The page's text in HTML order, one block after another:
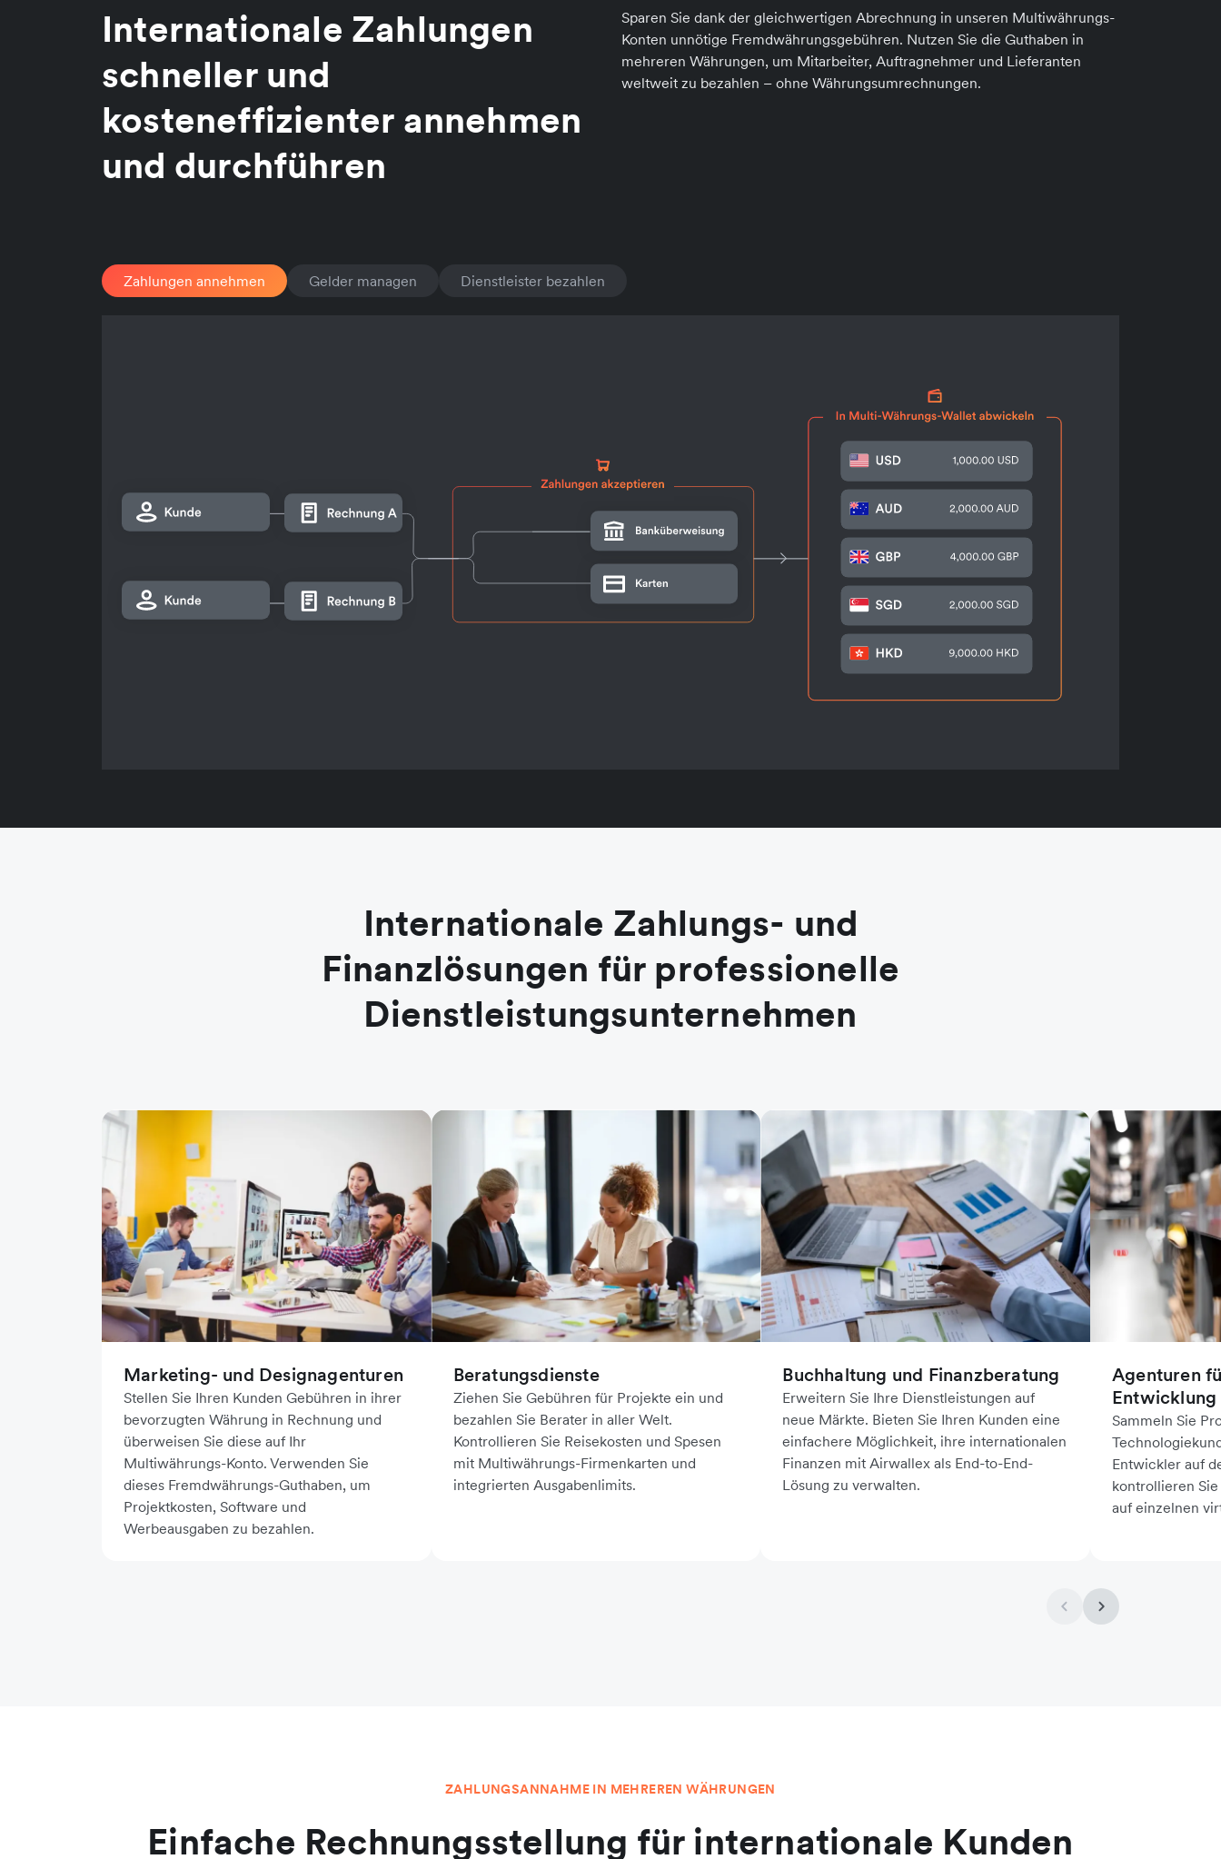
Internationale Zahlungen
schneller und
kosteneffizienter annehmen
und durchführen
Sparen Sie dank der gleichwertigen Abrechnung in unseren Multiwährungs-
Konten unnötige Fremdwährungsgebühren. Nutzen Sie die Guthaben in
mehreren Währungen, um Mitarbeiter, Auftragnehmer und Lieferanten
weltweit zu bezahlen – ohne Währungsumrechnungen.
Zahlungen annehmen Gelder managen Dienstleister bezahlen
Internationale Zahlungs- und
Finanzlösungen für professionelle
Dienstleistungsunternehmen
Marketing- und Designagenturen
Stellen Sie Ihren Kunden Gebühren in ihrer
bevorzugten Währung in Rechnung und
überweisen Sie diese auf Ihr
Multiwährungs-Konto. Verwenden Sie
dieses Fremdwährungs-Guthaben, um
Projektkosten, Software und
Werbeausgaben zu bezahlen.
Beratungsdienste
Ziehen Sie Gebühren für Projekte ein und
bezahlen Sie Berater in aller Welt.
Kontrollieren Sie Reisekosten und Spesen
mit Multiwährungs-Firmenkarten und
integrierten Ausgabenlimits.
Buchhaltung und Finanzberatung
Erweitern Sie Ihre Dienstleistungen auf
neue Märkte. Bieten Sie Ihren Kunden eine
einfachere Möglichkeit, ihre internationalen
Finanzen mit Airwallex als End-to-End-
Lösung zu verwalten.
Agenturen
Entwicklung
Sammeln Sie
Entwickler auf
kontrollieren
auf einzelnen
ZAHLUNGSANNAHME IN MEHREREN WÄHRUNGEN
Einfache Rechnungsstellung für internationale Kunden